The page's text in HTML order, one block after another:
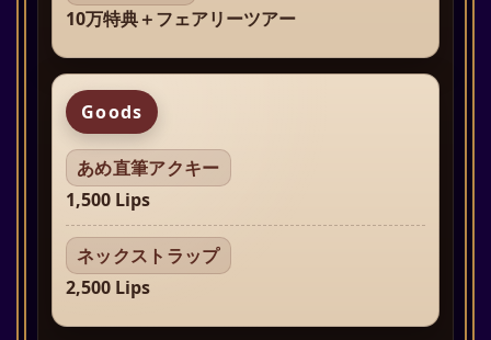
10万特典＋フェアリーツアー
Goods
あめ直筆アクキー
1,500 Lips
ネックストラップ
2,500 Lips